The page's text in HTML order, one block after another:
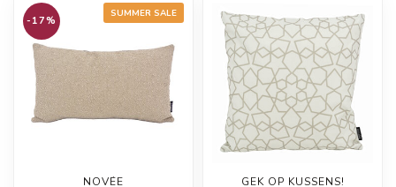
SUMMER SALE
-17%
NOVÉE GEK OP KUSSENS!